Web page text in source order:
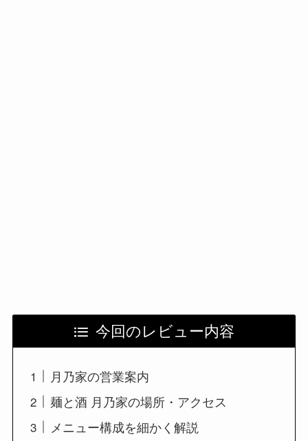
今回のレビュー内容
月乃家の営業案内
麺と酒 月乃家の場所・アクセス
メニュー構成を細かく解説